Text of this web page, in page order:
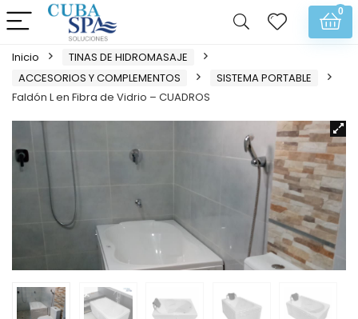
0
Inicio
TINAS DE HIDROMASAJE
ACCESORIOS Y COMPLEMENTOS
SISTEMA PORTABLE
Faldón L en Fibra de Vidrio – CUADROS